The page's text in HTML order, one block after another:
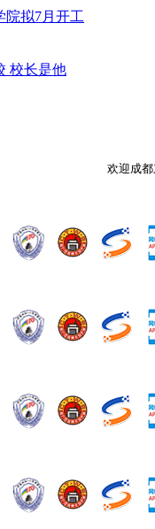
院拟7月开工
校长是他
欢迎成